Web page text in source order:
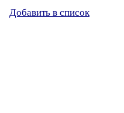
Добавить в список